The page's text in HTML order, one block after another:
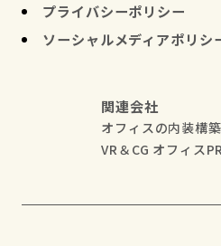
プライバシーポリシー
ソーシャルメディアポリシ
関連会社
オフィスの内装構
VR＆CG オフィス